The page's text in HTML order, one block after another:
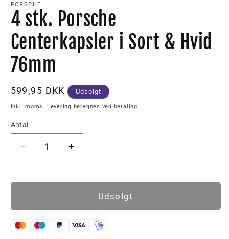
PORSCHE
4 stk. Porsche
Centerkapsler i Sort & Hvid
76mm
Normalpris
599,95 DKK Udsolgt
Inkl. moms. Levering beregnes ved betaling.
Antal
Reducer
antallet
Porsche
Centerkapsler
Øg
antallet
Porsche
Centerkapsler
Udsolgt